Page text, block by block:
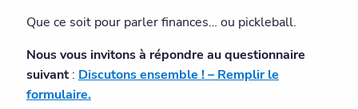
Que ce soit pour parler finances… ou pickleball.
Nous vous invitons à répondre au questionnaire
suivant: Discutons ensemble ! – Remplir le
formulaire.